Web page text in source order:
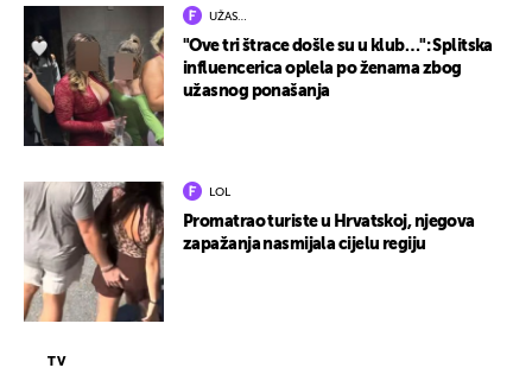
UŽAS…
"Ove tri štrace došle su u klub…": Splitska
influencerica oplela po ženama zbog
užasnog ponašanja
LOL
Promatrao turiste u Hrvatskoj, njegova
zapažanja nasmijala cijelu regiju
TV